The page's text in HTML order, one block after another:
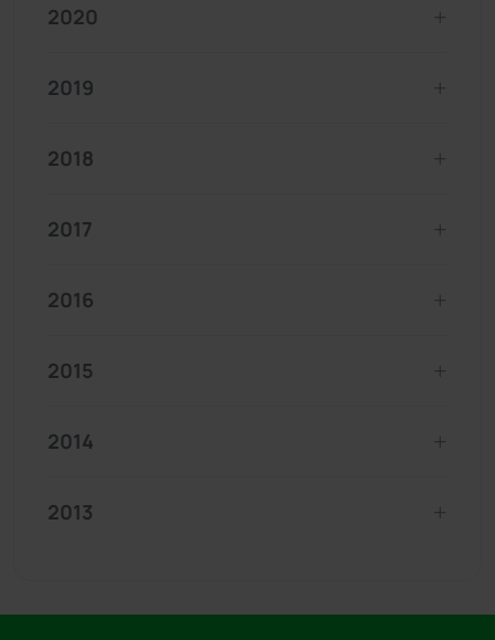
2020
2019
2018
2017
2016
2015
2014
2013